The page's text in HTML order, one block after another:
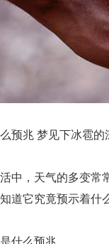
预兆 梦见下冰雹的
中，天气的多变常
道它究竟预示着什
什么预兆